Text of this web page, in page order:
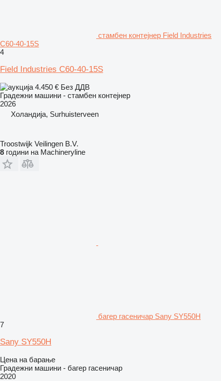
стамбен контејнер Field Industries
C60-40-15S
4
Field Industries C60-40-15S
4.450 € Без ДДВ
Градежни машини - стамбен контејнер
2026
Холандија, Surhuisterveen
Troostwijk Veilingen B.V.
8 години на Machineryline
багер гасеничар Sany SY550H
7
Sany SY550H
Цена на барање
Градежни машини - багер гасеничар
2020